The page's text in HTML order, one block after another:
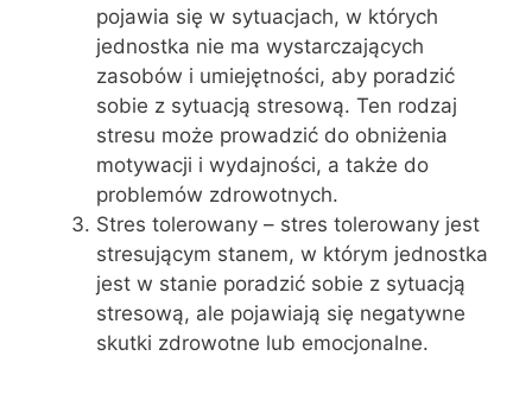
pojawia się w sytuacjach, w których
jednostka nie ma wystarczających
zasobów i umiejętności, aby poradzić
sobie z sytuacją stresową. Ten rodzaj
stresu może prowadzić do obniżenia
motywacji i wydajności, a także do
problemów zdrowotnych.
Stres tolerowany – stres tolerowany jest
stresującym stanem, w którym jednostka
jest w stanie poradzić sobie z sytuacją
stresową, ale pojawiają się negatywne
skutki zdrowotne lub emocjonalne.